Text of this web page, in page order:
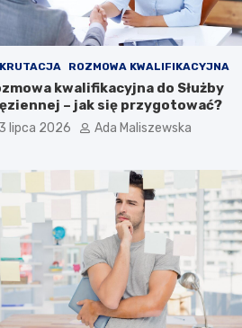
ROZMOWA KWALIFIKACYJNA
kwalifikacyjna do Służby
– jak się przygotować?
3 lipca 2026 Ada Maliszewska